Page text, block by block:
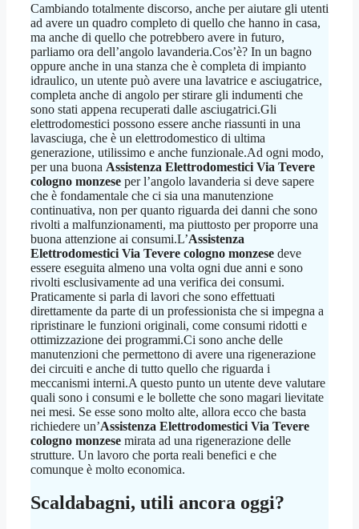
Cambiando totalmente discorso, anche per aiutare gli utenti
ad avere un quadro completo di quello che hanno in casa,
ma anche di quello che potrebbero avere in futuro,
parliamo ora dell’angolo lavanderia.Cos’è? In un bagno
oppure anche in una stanza che è completa di impianto
idraulico, un utente può avere una lavatrice e asciugatrice,
completa anche di angolo per stirare gli indumenti che
sono stati appena recuperati dalle asciugatrici.Gli
elettrodomestici possono essere anche riassunti in una
lavasciuga, che è un elettrodomestico di ultima
generazione, utilissimo e anche funzionale.Ad ogni modo,
per una buona Assistenza Elettrodomestici Via Tevere
cologno monzese per l’angolo lavanderia si deve sapere
che è fondamentale che ci sia una manutenzione
continuativa, non per quanto riguarda dei danni che sono
rivolti a malfunzionamenti, ma piuttosto per proporre una
buona attenzione ai consumi.L’Assistenza
Elettrodomestici Via Tevere cologno monzese deve
essere eseguita almeno una volta ogni due anni e sono
rivolti esclusivamente ad una verifica dei consumi.
Praticamente si parla di lavori che sono effettuati
direttamente da parte di un professionista che si impegna a
ripristinare le funzioni originali, come consumi ridotti e
ottimizzazione dei programmi.Ci sono anche delle
manutenzioni che permettono di avere una rigenerazione
dei circuiti e anche di tutto quello che riguarda i
meccanismi interni.A questo punto un utente deve valutare
quali sono i consumi e le bollette che sono magari lievitate
nei mesi. Se esse sono molto alte, allora ecco che basta
richiedere un’Assistenza Elettrodomestici Via Tevere
cologno monzese mirata ad una rigenerazione delle
strutture. Un lavoro che porta reali benefici e che
comunque è molto economica.
Scaldabagni, utili ancora oggi?